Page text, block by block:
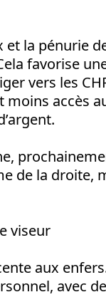
et la pénurie
favorise
vers les
accès
de la droite,
viseur
aux
avec